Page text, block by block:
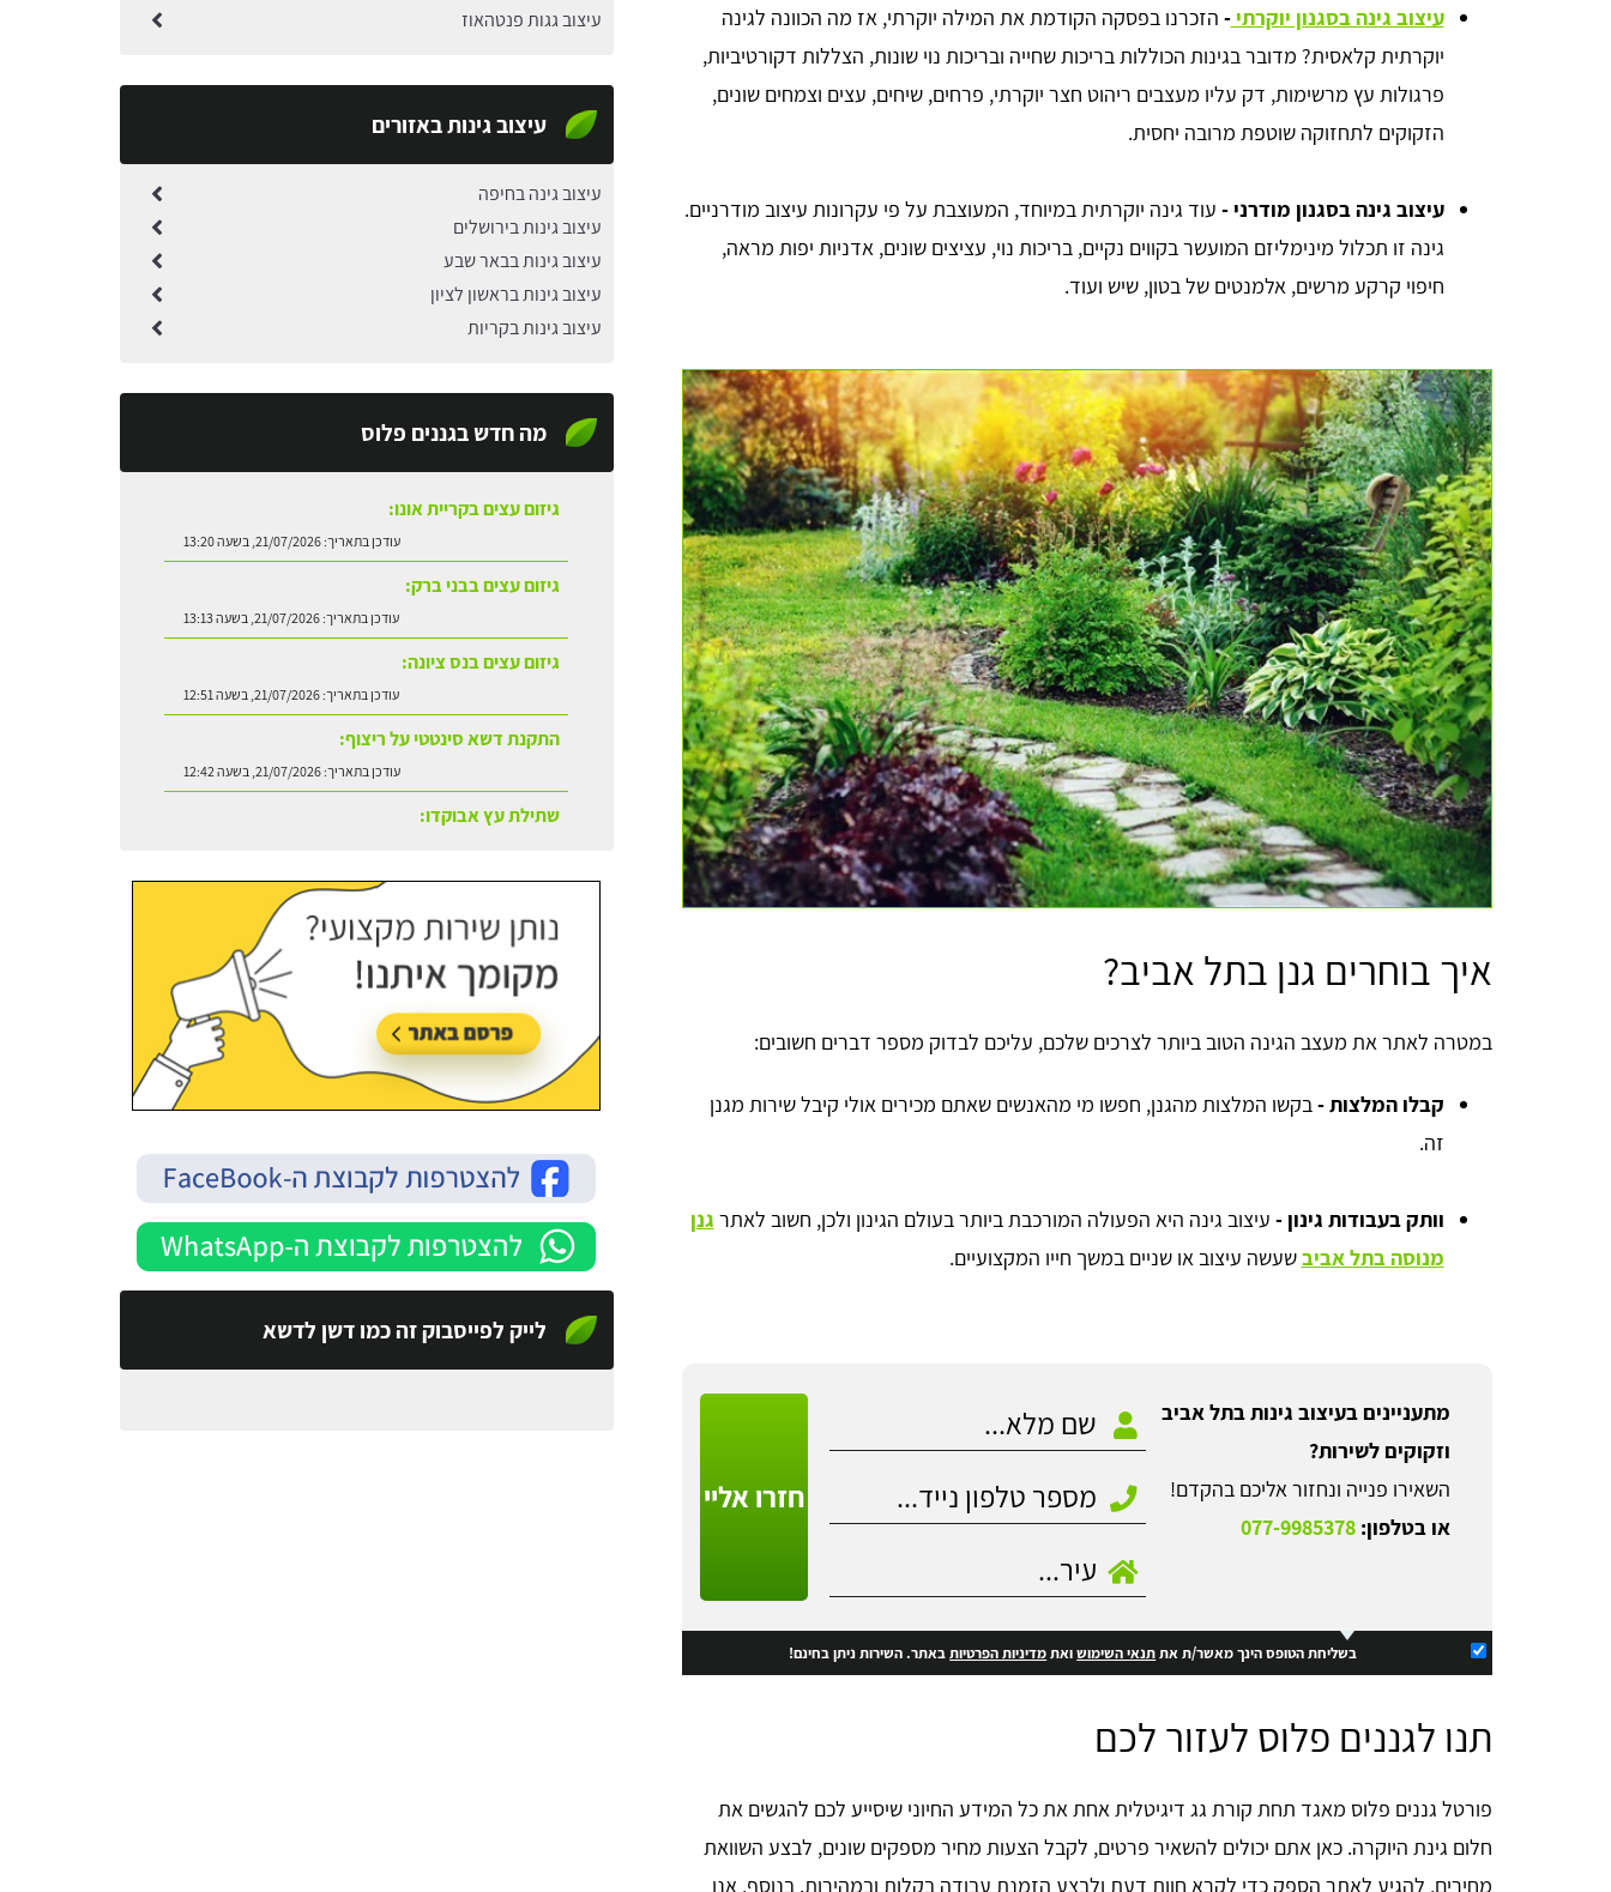
עיצוב גינה בסגנון יוקרתי- הזכרנו בפסקה הקודמת את המילה יוקרתי, אז מה הכוונה לגינה
יוקרתית קלאסית? מדובר בגינות הכוללות בריכות שחייה ובריכות נוי שונות, הצללות דקורטיביות,
פרגולות עץ מרשימות, דק עליו מעצבים ריהוט חצר יוקרתי, פרחים, שיחים, עצים וצמחים שונים,
הזקוקים לתחזוקה שוטפת מרובה יחסית.
עיצוב גינה בסגנון מודרני - עוד גינה יוקרתית במיוחד, המעוצבת על פי עקרונות עיצוב מודרניים.
גינה זו תכלול מינימליזם המועשר בקווים נקיים, בריכות נוי, עציצים שונים, אדניות יפות מראה,
חיפוי קרקע מרשים, אלמנטים של בטון, שיש ועוד.
איך בוחרים גנן בתל אביב?
במטרה לאתר את מעצב הגינה הטוב ביותר לצרכים שלכם, עליכם לבדוק מספר דברים חשובים:
קבלו המלצות -בקשו המלצות מהגנן, חפשו מי מהאנשים שאתם מכירים אולי קיבל שירות מגנן
זה.
וותק בעבודות גינון - עיצוב גינה היא הפעולה המורכבת ביותר בעולם הגינון ולכן, חשוב לאתר גנן
מנוסה בתל אביבשעשה עיצוב או שניים במשך חייו המקצועיים.
מתעניינים בעיצוב גינות בתל אביב
וזקוקים לשירות?
השאירו פנייה ונחזור אליכם בהקדם!
או בטלפון:077-9985378
חזרו אליי
בשליחת הטופס הינך מאשר/ת אתתנאי השימושואתמדיניות הפרטיותבאתר. השירות ניתן בחינם!
תנו לגננים פלוס לעזור לכם
פורטל גננים פלוס מאגד תחת קורת גג דיגיטלית אחת את כל המידע החיוני שיסייע לכם להגשים את
חלום גינת היוקרה. כאן אתם יכולים להשאיר פרטים, לקבל הצעות מחיר מספקים שונים, לבצע השוואת
מחירים, להגיע לאתר הספק כדי לקרא חוות דעת ולבצע הזמנת עבודה בקלות ובמהירות. בנוסף, אנו
עיצוב גגות פנטהאוז
עיצוב גינות באזורים
עיצוב גינה בחיפה
עיצוב גינות בירושלים
עיצוב גינות בבאר שבע
עיצוב גינות בראשון לציון
עיצוב גינות בקריות
מה חדש בגננים פלוס
גיזום עצים בקריית אונו:
עודכן בתאריך:21/07/2026, בשעה 13:20
גיזום עצים בבני ברק:
עודכן בתאריך:21/07/2026, בשעה 13:13
גיזום עצים בנס ציונה:
עודכן בתאריך:21/07/2026, בשעה 12:51
התקנת דשא סינטטי על ריצוף:
עודכן בתאריך:21/07/2026, בשעה 12:42
שתילת עץ אבוקדו:
לייק לפייסבוק זה כמו דשן לדשא